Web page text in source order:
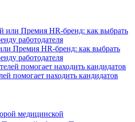
Премия HR-бренд: как выбрать
работодателя
помогает находить кандидатов
медицинской